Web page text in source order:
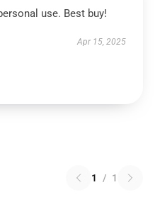
use. Best buy!
Apr 15, 2025
1 / 1